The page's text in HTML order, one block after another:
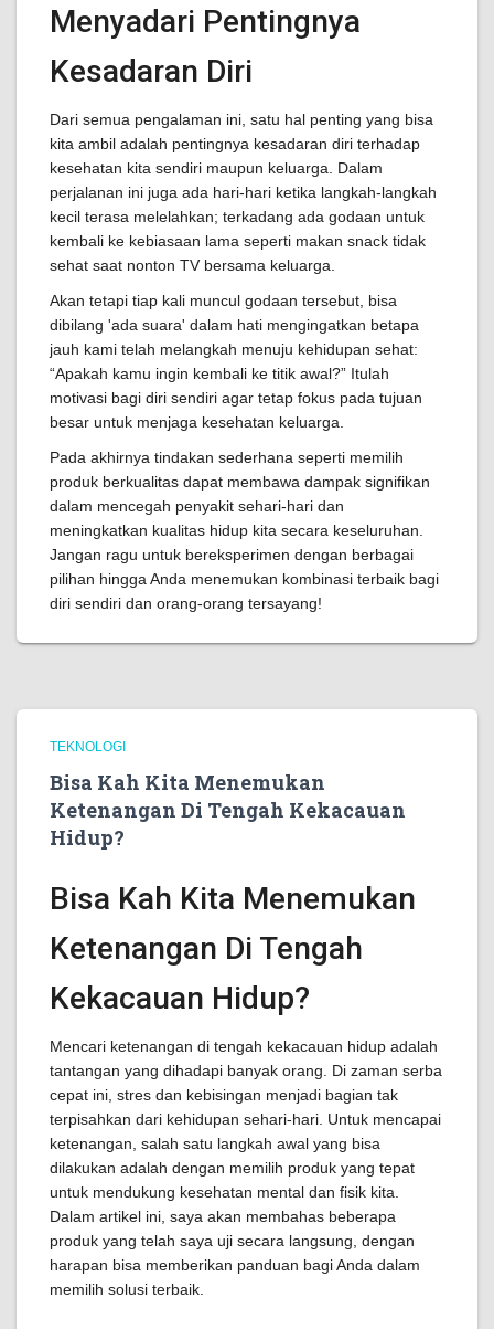
Menyadari Pentingnya
Kesadaran Diri
Dari semua pengalaman ini, satu hal penting yang bisa
kita ambil adalah pentingnya kesadaran diri terhadap
kesehatan kita sendiri maupun keluarga. Dalam
perjalanan ini juga ada hari-hari ketika langkah-langkah
kecil terasa melelahkan; terkadang ada godaan untuk
kembali ke kebiasaan lama seperti makan snack tidak
sehat saat nonton TV bersama keluarga.
Akan tetapi tiap kali muncul godaan tersebut, bisa
dibilang 'ada suara' dalam hati mengingatkan betapa
jauh kami telah melangkah menuju kehidupan sehat:
“Apakah kamu ingin kembali ke titik awal?” Itulah
motivasi bagi diri sendiri agar tetap fokus pada tujuan
besar untuk menjaga kesehatan keluarga.
Pada akhirnya tindakan sederhana seperti memilih
produk berkualitas dapat membawa dampak signifikan
dalam mencegah penyakit sehari-hari dan
meningkatkan kualitas hidup kita secara keseluruhan.
Jangan ragu untuk bereksperimen dengan berbagai
pilihan hingga Anda menemukan kombinasi terbaik bagi
diri sendiri dan orang-orang tersayang!
TEKNOLOGI
Bisa Kah Kita Menemukan
Ketenangan Di Tengah Kekacauan
Hidup?
Bisa Kah Kita Menemukan
Ketenangan Di Tengah
Kekacauan Hidup?
Mencari ketenangan di tengah kekacauan hidup adalah
tantangan yang dihadapi banyak orang. Di zaman serba
cepat ini, stres dan kebisingan menjadi bagian tak
terpisahkan dari kehidupan sehari-hari. Untuk mencapai
ketenangan, salah satu langkah awal yang bisa
dilakukan adalah dengan memilih produk yang tepat
untuk mendukung kesehatan mental dan fisik kita.
Dalam artikel ini, saya akan membahas beberapa
produk yang telah saya uji secara langsung, dengan
harapan bisa memberikan panduan bagi Anda dalam
memilih solusi terbaik.